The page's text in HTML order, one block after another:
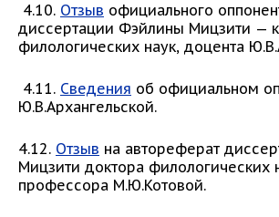
4.10. Отзыв официального
диссертации Фэйлины Мицзити —
филологических наук, доцента
4.11. Сведения об официальном
Ю.В.Архангельской.
4.12. Отзыв на автореферат
Мицзити доктора филологических
профессора М.Ю.Котовой.